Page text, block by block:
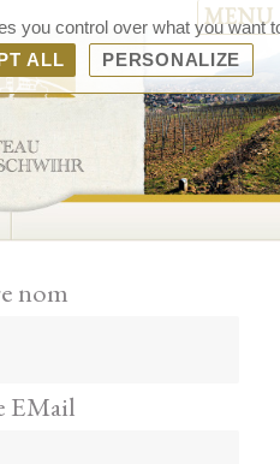
–
MENU
nom
EMail
you control over what you want
ALL PERSONALIZE